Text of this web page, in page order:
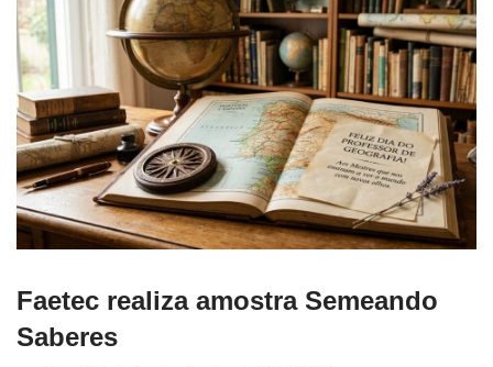
Faetec realiza amostra Semeando
Saberes